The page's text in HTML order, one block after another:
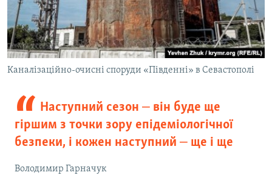
Каналізаційно-очисні споруди «Південні» в Севастополі
Наступний сезон ‒ він буде ще
гіршим з точки зору епідеміологічної
безпеки, і кожен наступний ‒ ще і ще
Володимир Гарначук